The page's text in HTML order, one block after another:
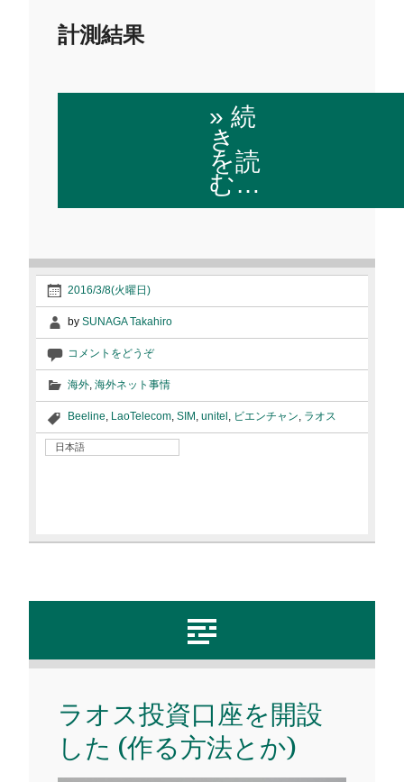
計測結果
» 続
き
を読
む…
2016/3/8(火曜日)
by SUNAGA Takahiro
コメントをどうぞ
海外, 海外ネット事情
Beeline, LaoTelecom, SIM , unitel , ビエンチャン, ラオス
日本語
ラオス投資口座を開設
した (作る方法とか)